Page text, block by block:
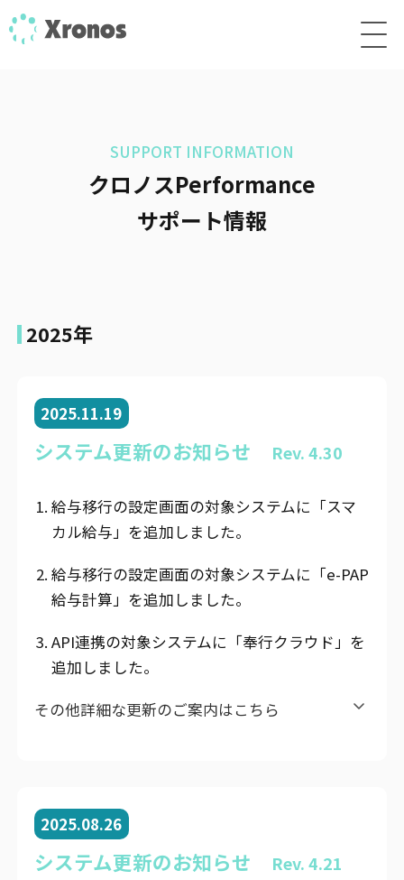
SUPPORT INFORMATION
クロノスPerformance
サポート情報
2025年
2025.11.19
システム更新のお知らせ Rev. 4.30
給与移行の設定画面の対象システムに「スマ
カル給与」を追加しました。
給与移行の設定画面の対象システムに「e-PAP
給与計算」を追加しました。
API連携の対象システムに「奉行クラウド」を
追加しました。
その他詳細な更新のご案内はこちら
2025.08.26
システム更新のお知らせ Rev. 4.21